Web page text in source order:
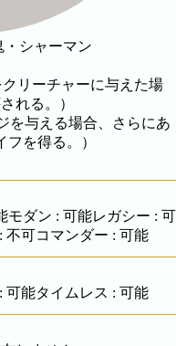
シャーマン
リーチャーに与えた場
れる。）
を与える場合、さらにあ
を得る。）
モダン : 可能レガシー : 可
: 不可コマンダー : 可能
: 可能タイムレス : 可能